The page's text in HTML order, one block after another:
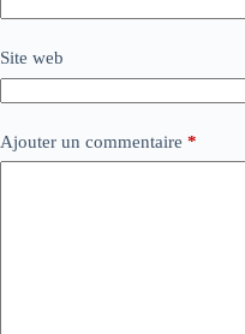
Site web
Ajouter un commentaire *